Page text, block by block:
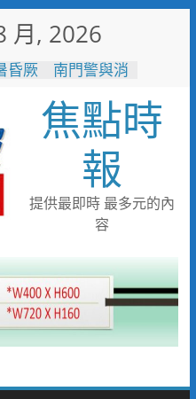
月, 2026
昏厥 南門警與消
純真微笑 憨兒
發音 挑戰中秋禮
邊 新南巡警一眼
匯錢 北門警戳破
40萬
發黑 北門巡警眼
焦點時
報
提供最即時 最多元的內
容